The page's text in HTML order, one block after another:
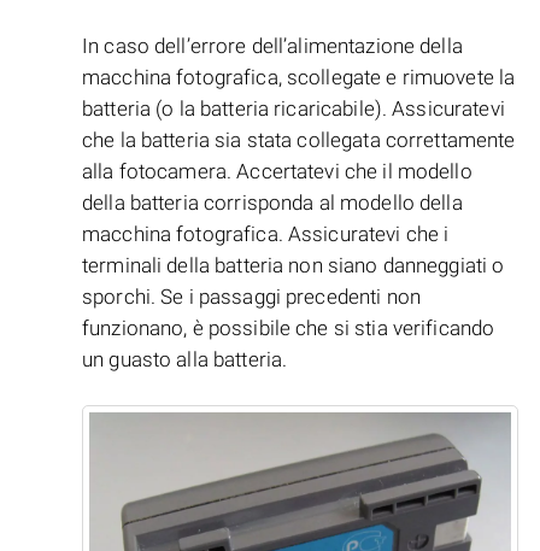
In caso dell’errore dell’alimentazione della
macchina fotografica, scollegate e rimuovete la
batteria (o la batteria ricaricabile). Assicuratevi
che la batteria sia stata collegata correttamente
alla fotocamera. Accertatevi che il modello
della batteria corrisponda al modello della
macchina fotografica. Assicuratevi che i
terminali della batteria non siano danneggiati o
sporchi. Se i passaggi precedenti non
funzionano, è possibile che si stia verificando
un guasto alla batteria.